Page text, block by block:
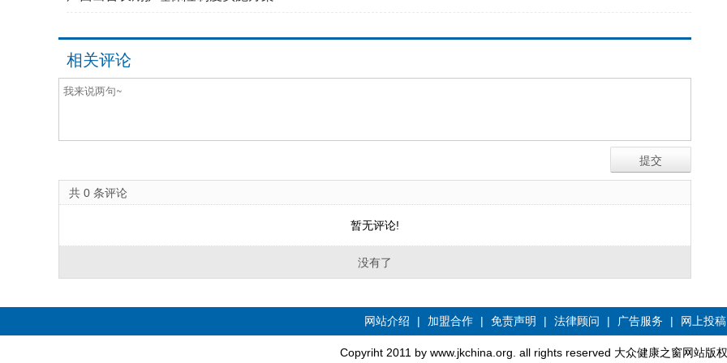
相关评论
共 0 条评论
暂无评论!
没有了
网站介绍 | 加盟合作 | 免责声明 | 法律顾问 | 广告服务 | 网上投稿
Copyriht 2011 by www.jkchina.org. all rights reserved 大众健康之窗网站版